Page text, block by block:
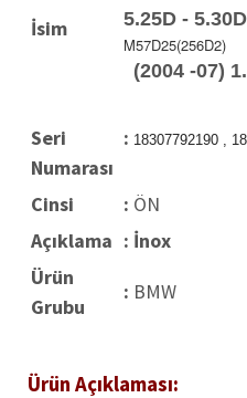
İsim
5.25D - 5.30D
M57D25(256D2)
(2004 -07) 1.
Seri
Numarası
: 18307792190 ,
Cinsi : ÖN
Açıklama : İnox
Ürün
Grubu
: BMW
Ürün Açıklaması: